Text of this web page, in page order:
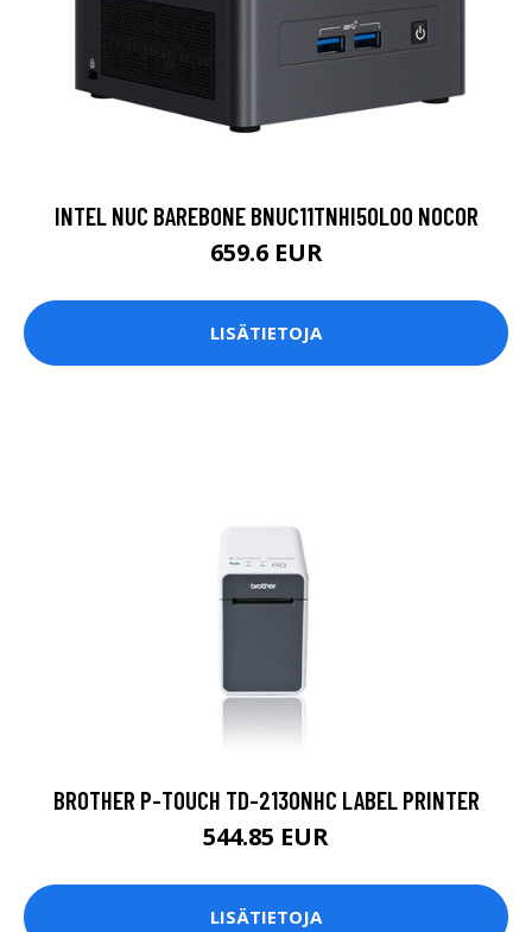
INTEL NUC BAREBONE BNUC11TNHI50L00 NOCOR
659.6 EUR
LISÄTIETOJA
BROTHER P-TOUCH TD-2130NHC LABEL PRINTER
544.85 EUR
LISÄTIETOJA